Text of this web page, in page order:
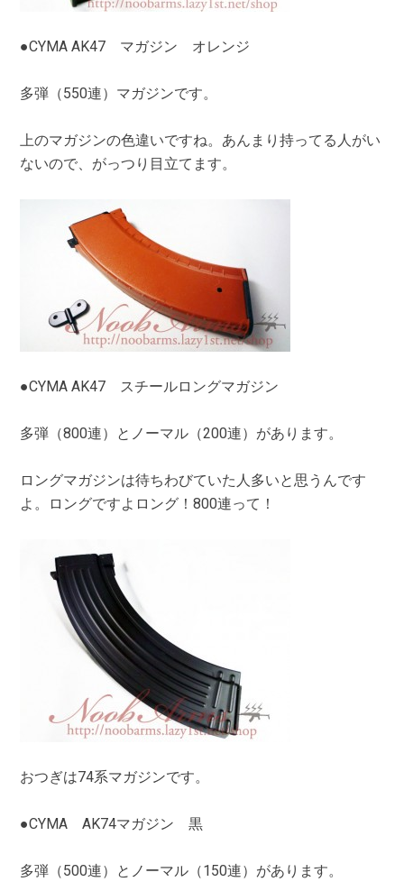
●CYMA AK47 マガジン オレンジ
多弾（550連）マガジンです。
上のマガジンの色違いですね。あんまり持ってる人がい
ないので、がっつり目立てます。
●CYMA AK47 スチールロングマガジン
多弾（800連）とノーマル（200連）があります。
ロングマガジンは待ちわびていた人多いと思うんです
よ。ロングですよロング！800連って！
おつぎは74系マガジンです。
●CYMA AK74マガジン 黒
多弾（500連）とノーマル（150連）があります。